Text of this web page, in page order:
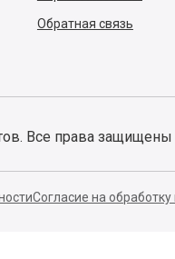
Обратная связь
Все права защищены
Согласие на